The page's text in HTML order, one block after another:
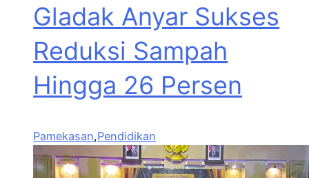
Gladak Anyar Sukses
Reduksi Sampah
Hingga 26 Persen
Pamekasan,Pendidikan